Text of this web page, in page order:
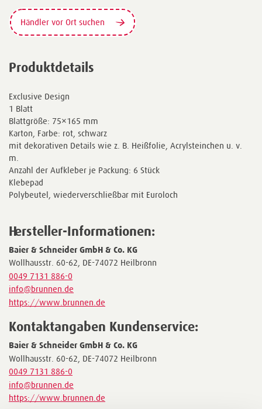
Händler vor Ort suchen
Produktdetails
Exclusive Design
1 Blatt
Blattgröße: 75×165 mm
Karton, Farbe: rot, schwarz
mit dekorativen Details wie z. B. Heißfolie, Acrylsteinchen u. v.
m.
Anzahl der Aufkleber je Packung: 6 Stück
Klebepad
Polybeutel, wiederverschließbar mit Euroloch
Hersteller-Informationen:
Baier & Schneider GmbH & Co. KG
Wollhausstr. 60-62, DE-74072 Heilbronn
0049 7131 886-0
info@brunnen.de
https://www.brunnen.de
Kontaktangaben Kundenservice:
Baier & Schneider GmbH & Co. KG
Wollhausstr. 60-62, DE-74072 Heilbronn
0049 7131 886-0
info@brunnen.de
https://www.brunnen.de